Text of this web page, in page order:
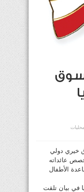
محليات
خيري دولي
عائداته
الأطفال
في بيان تلقت